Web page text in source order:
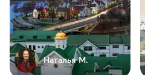
Наталья М.